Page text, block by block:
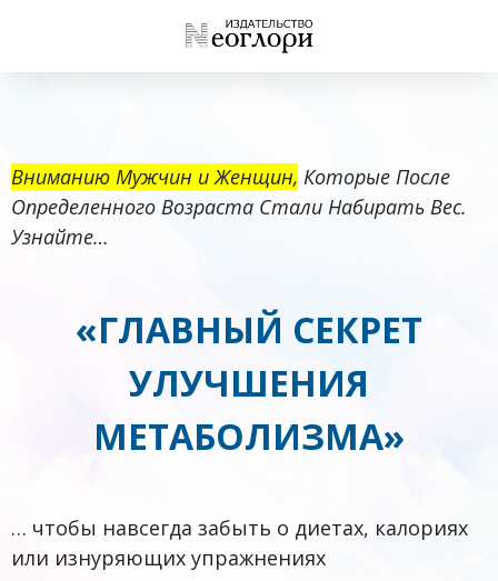
Вниманию Мужчин и Женщин, Которые После
Определенного Возраста Стали Набирать Вес.
Узнайте…
«ГЛАВНЫЙ СЕКРЕТ
УЛУЧШЕНИЯ
МЕТАБОЛИЗМА»
… чтобы навсегда забыть о диетах, калориях
или изнуряющих упражнениях